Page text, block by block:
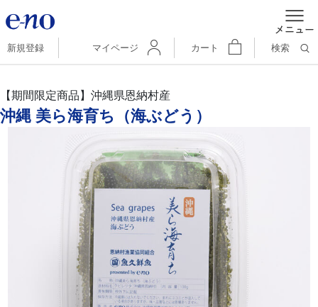
新規登録 マイページ カート 検索
【期間限定商品】沖縄県恩納村産
沖縄 美ら海育ち（海ぶどう）